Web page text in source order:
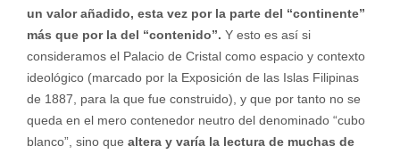
un valor añadido, esta vez por la parte del “continente”
más que por la del “contenido”. Y esto es así si
consideramos el Palacio de Cristal como espacio y contexto
ideológico (marcado por la Exposición de las Islas Filipinas
de 1887, para la que fue construido), y que por tanto no se
queda en el mero contenedor neutro del denominado “cubo
blanco”, sino que altera y varía la lectura de muchas de